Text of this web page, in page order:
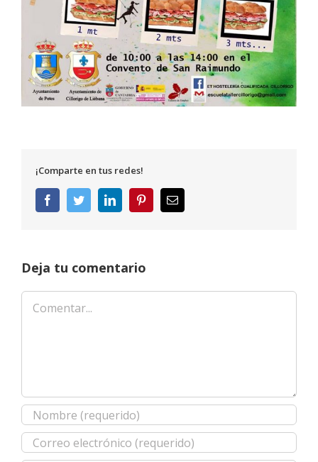
¡Comparte en tus redes!
FacebookTwitterLinkedInPinterestCorreo
electrónico
Deja tu comentario
Comentar